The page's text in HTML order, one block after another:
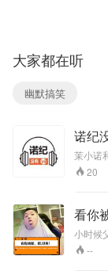
历，后半部分主要
写小主人公。2011
天涯强帖，拥有千
万点击，数十万读
冷凝霜”，邀您一起
走进灵异的世界。
作者：雪冷凝霜 播
音：士金 静萱
大家都在听
幽默搞笑
诺纪
茉小诺
持！20
看你
小时候
我诈的
了自己
--